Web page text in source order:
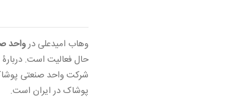
وهاب امیدعلی درواحد
حال فعالیت است.
شرکت واحد صنعتی
پوشاک در ایران است.